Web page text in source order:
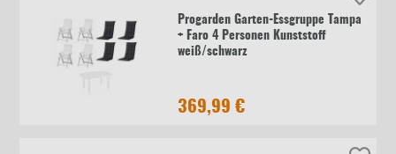
Progarden Garten-Essgruppe Tampa
+ Faro 4 Personen Kunststoff
weiß/schwarz
369,99 €